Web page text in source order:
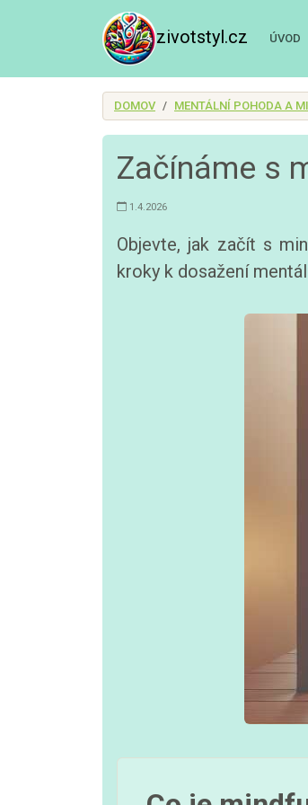
zivotstyl.cz ÚVOD
DOMOV MENTÁLNÍ POHODA A
Začínáme s
1.4.2026
Objevte, jak začít s
kroky k dosažení